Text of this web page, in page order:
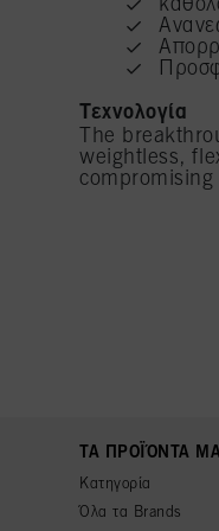
Τεχνολογία
The
weightless,
ΤΑ ΠΡΟΪΌΝΤΑ
Κατηγορία
Όλα τα Brands